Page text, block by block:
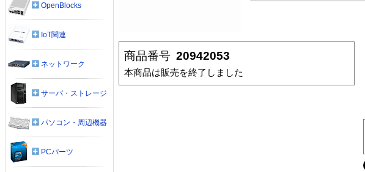
商品番号 20942053
本商品は販売を終了しました
OpenBlocks
IoT関連
ネットワーク
サーバ・ストレージ
パソコン・周辺機器
PCパーツ